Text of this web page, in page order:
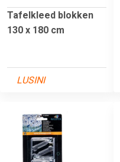
Tafelkleed blokken
130 x 180 cm
LUSINI